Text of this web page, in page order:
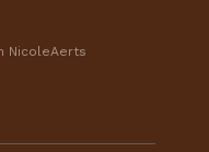
NicoleAerts